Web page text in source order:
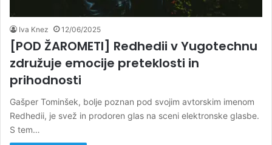
Iva Knez 12/06/2025
[POD ŽAROMETI] Redhedii v Yugotechnu
združuje emocije preteklosti in
prihodnosti
Gašper Tominšek, bolje poznan pod svojim avtorskim imenom
Redhedii, je svež in prodoren glas na sceni elektronske glasbe.
S tem…